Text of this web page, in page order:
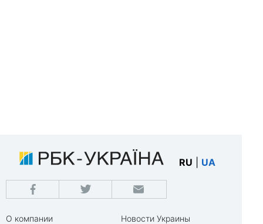
RU UA
О компании
Новости Украины